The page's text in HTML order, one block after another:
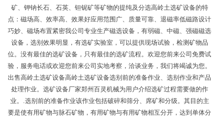
矿、钾钠长石、石英、钽铌矿等矿物的提纯及分选高岭土选矿设备的特
点：磁场高、效率高、效果好应用范围广、质量可靠、退磁率低磁路设计
巧妙、磁场布置紧密我公司专业生产磁选设备，有弱磁、中磁、强磁磁选
设备，选别效果明显，有选矿实验室，可以提供现场试验，检测矿物品
位。没有最佳的选矿设备，只有最佳的选矿流程。欢迎您前来公司免费试
验，服务电话或欢迎您前来公司实地考察，洽谈业务，我们将竭诚为您。
出售高岭土选矿设备高岭土选矿设备选别前的准备作业、选别作业和产品
处理作业。选矿设备厂家郑州百灵机械为用户介绍选矿过程需要做的作
业。.选别前的准备作业该作业包括破碎和筛分、席矿和分级。其目的主
要是使有用矿物与脉石矿物，有用矿物与有用矿物相互分开，达到单体分